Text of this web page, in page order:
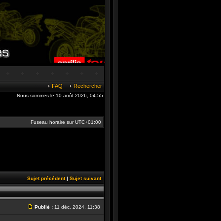
FAQ Rechercher
Nous sommes le 10 août 2026, 04:55
Fuseau horaire surUTC+01:00
Sujet précédent| Sujet suivant
Publié : 11 déc. 2024, 11:38